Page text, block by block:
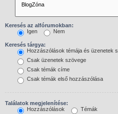
Keresés az alfórumokban:
Igen
Nem
Keresés tárgya:
Hozzászólások témája és üzenetek
Csak üzenetek szövege
Csak témák címe
Csak témák első hozzászólása
Találatok megjelenítése:
Hozzászólások
Témák